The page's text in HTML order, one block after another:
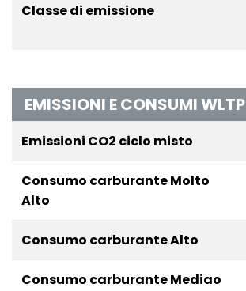
Classe di emissione
EMISSIONI E CONSUMI WLTP
Emissioni CO2 ciclo misto
Consumo carburante Molto
Alto
Consumo carburante Alto
Consumo carburante Mediao